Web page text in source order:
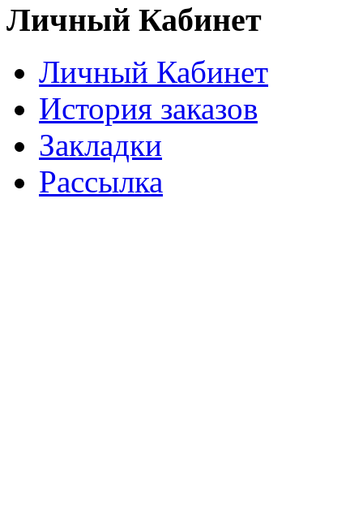
Личный Кабинет
Личный Кабинет
История заказов
Закладки
Рассылка